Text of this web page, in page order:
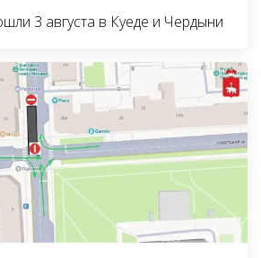
3 августа в Куеде и Чердыни